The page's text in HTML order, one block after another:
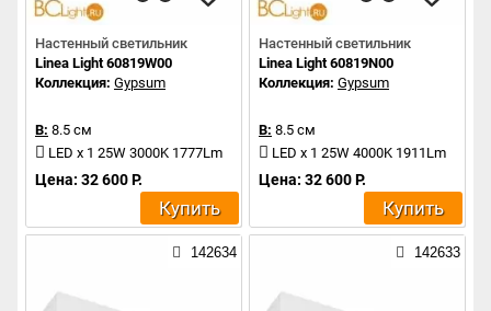
Настенный светильник
Linea Light 60819W00
Коллекция: Gypsum
В: 8.5 см
LED x 1 25W 3000K 1777Lm
Цена: 32 600 Р.
Купить
Настенный светильник
Linea Light 60819N00
Коллекция: Gypsum
В: 8.5 см
LED x 1 25W 4000K 1911Lm
Цена: 32 600 Р.
Купить
142634 142633